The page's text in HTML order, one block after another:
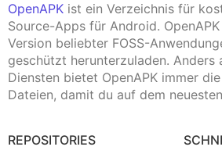
OpenAPK ist ein Verzeichnis für
Source-Apps für Android.
Version beliebter FOSS-
geschützt herunterzuladen. Anders
Diensten bietet OpenAPK immer
Dateien, damit du auf dem
REPOSITORIES